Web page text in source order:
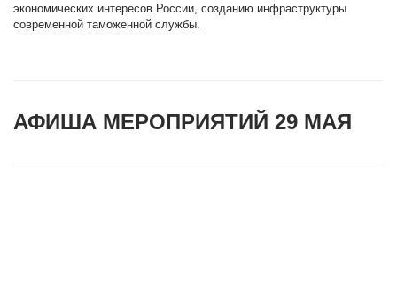
экономических интересов России, созданию инфраструктуры
современной таможенной службы.
АФИША МЕРОПРИЯТИЙ 29 МАЯ